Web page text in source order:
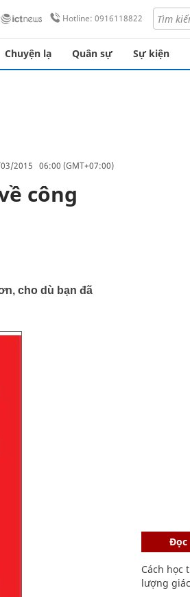
Hotline: 0916118822
Chuyện lạ Quân sự Sự kiện
2015 06:00 (GMT+07:00)
công
cho dù bạn đã
Đọc
Cách học
lượng